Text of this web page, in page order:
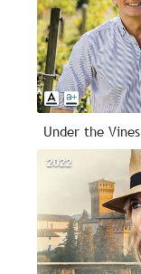
Under the Vines
2022